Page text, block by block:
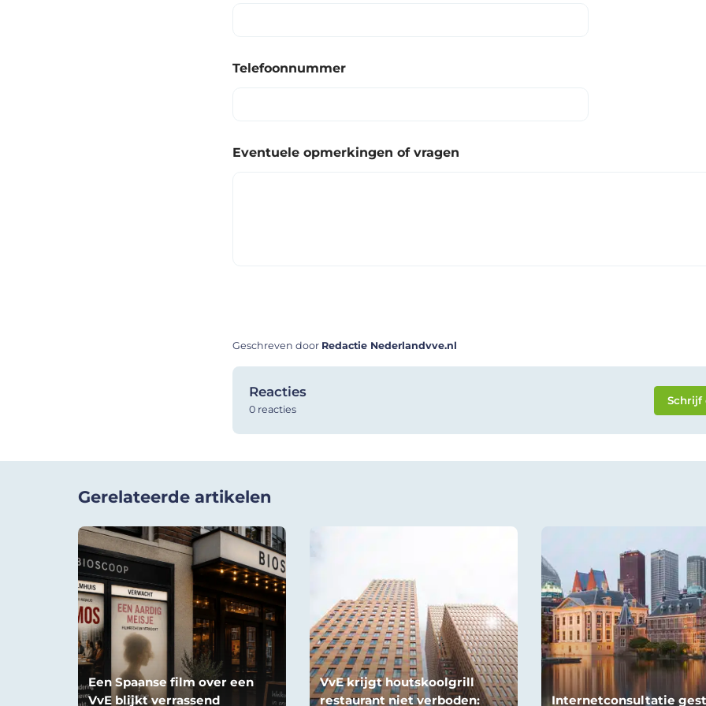
Telefoonnummer
Eventuele opmerkingen of vragen
Geschreven door Redactie Nederlandvve.nl
Reacties
0 reacties
Schrijf
Gerelateerde artikelen
Een Spaanse film over een
VvE blijkt verrassend
VvE krijgt houtskoolgrill
restaurant niet verboden:
Internetconsultatie